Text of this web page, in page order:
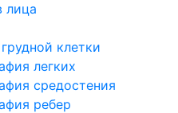
лица
клетки
легких
средостения
ребер